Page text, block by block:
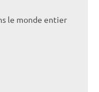
le monde entier